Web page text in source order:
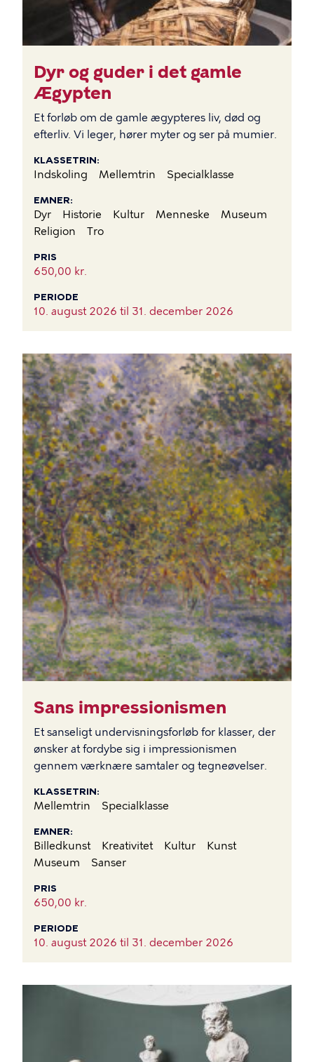
Dyr og guder i det gamle
Ægypten
Et forløb om de gamle ægypteres liv, død og
efterliv. Vi leger, hører myter og ser på mumier.
KLASSETRIN
Indskoling Mellemtrin Specialklasse
EMNER
Dyr Historie Kultur Menneske
Museum
Religion
Tro
PRIS
650,00 kr.
PERIODE
10. august 2026 til 31. december 2026
BILLEDE
Sans impressionismen
Et sanseligt undervisningsforløb for klasser, der
ønsker at fordybe sig i impressionismen
gennem værknære samtaler og tegneøvelser.
KLASSETRIN
Mellemtrin Specialklasse
EMNER
Billedkunst Kreativitet Kultur
Kunst
Museum
Sanser
PRIS
650,00 kr.
PERIODE
10. august 2026 til 31. december 2026